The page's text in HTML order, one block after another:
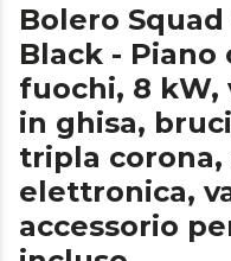
Bolero Squad
Black - Piano
fuochi, 8
in ghisa,
tripla corona,
elettronica,
accessorio